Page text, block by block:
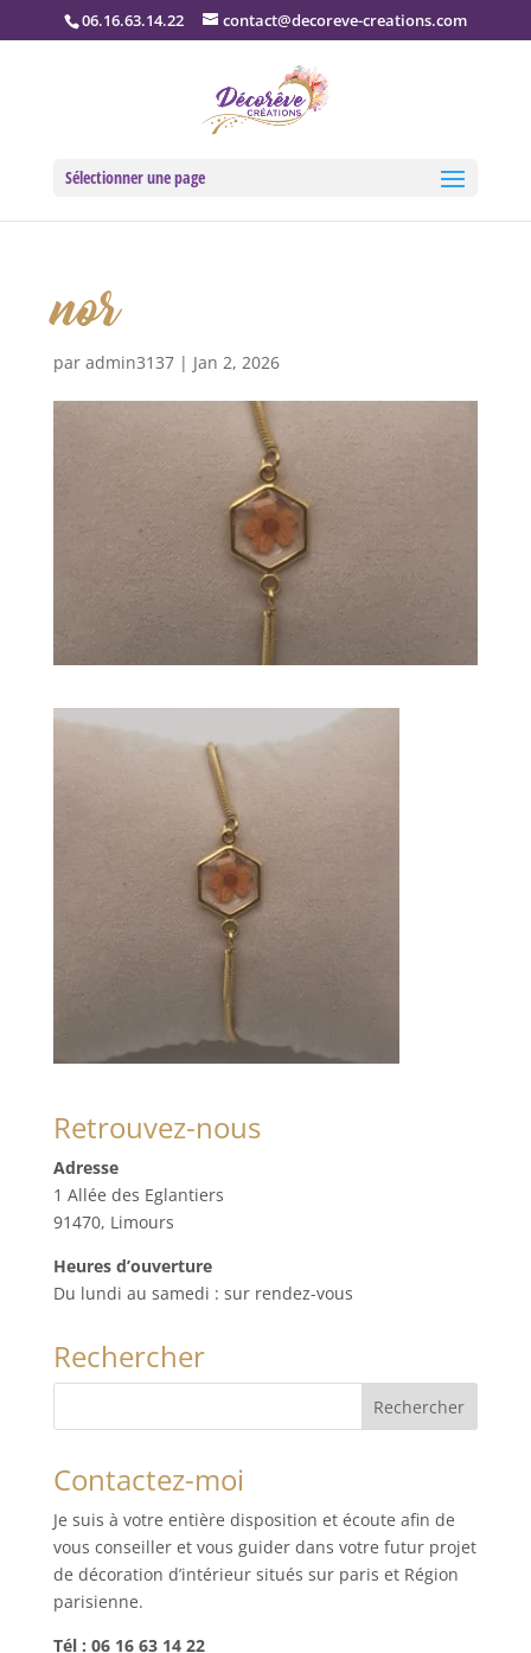
06.16.63.14.22 contact@decoreve-creations.com
Sélectionner une page
nor
par admin3137| Jan 2, 2026
Retrouvez-nous
Adresse
1 Allée des Eglantiers
91470, Limours
Heures d’ouverture
Du lundi au samedi : sur rendez-vous
Rechercher
Contactez-moi
Je suis à votre entière disposition et écoute afin de
vous conseiller et vous guider dans votre futur projet
de décoration d’intérieur situés sur paris et Région
parisienne.
Tél : 06 16 63 14 22